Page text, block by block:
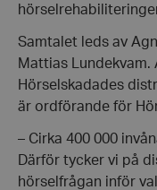
Samtalet leds av
Mattias
Hörselskadades
är ordförande för
– Cirka 400 000
Därför tycker vi på
hörselfrågan inför